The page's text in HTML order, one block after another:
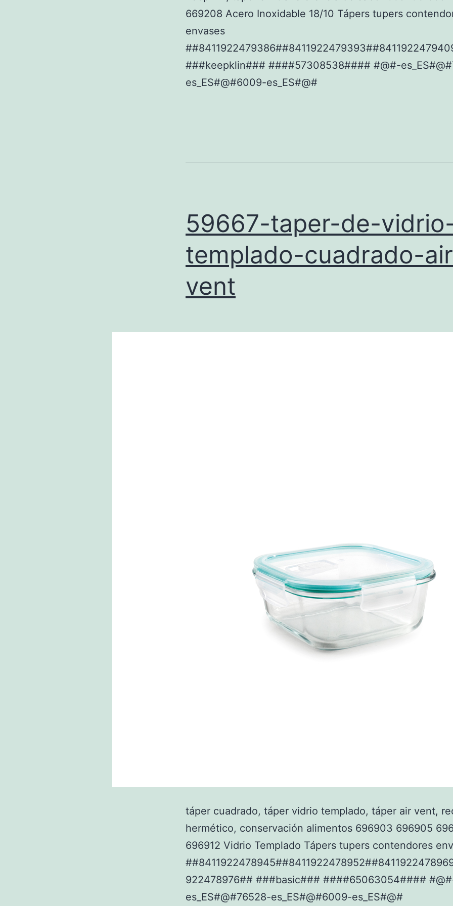
669208 Acero Inoxidable 18/10 Tápers tupers
envases
###keepklin### ####57308538#### #@#-
es_ES#@#6009-es_ES#@#
59667-taper-de-
templado-cuadrado-
vent
táper cuadrado, táper vidrio templado, táper air vent,
hermético, conservación alimentos 696903 696905
696912 Vidrio Templado Tápers tupers contendores
922478976## ###basic### ####65063054####
es_ES#@#76528-es_ES#@#6009-es_ES#@#